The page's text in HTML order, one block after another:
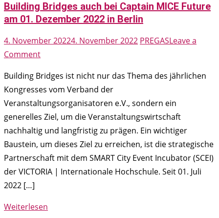
Building Bridges auch bei Captain MICE Future
am 01. Dezember 2022 in Berlin
4. November 20224. November 2022 PREGASLeave a
Commenton
Bridges
auch
bei
Captain
MICE
Future
am
01.
2022
Building Bridges ist nicht nur das Thema des jährlichen
Kongresses vom Verband der
Veranstaltungsorganisatoren e.V., sondern ein
generelles Ziel, um die Veranstaltungswirtschaft
nachhaltig und langfristig zu prägen. Ein wichtiger
Baustein, um dieses Ziel zu erreichen, ist die strategische
Partnerschaft mit dem SMART City Event Incubator (SCEI)
der VICTORIA | Internationale Hochschule. Seit 01. Juli
2022 […]
Weiterlesen